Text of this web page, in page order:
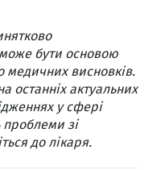
бути основою
медичних висновків.
останніх актуальних
у сфері
зі
до лікаря.